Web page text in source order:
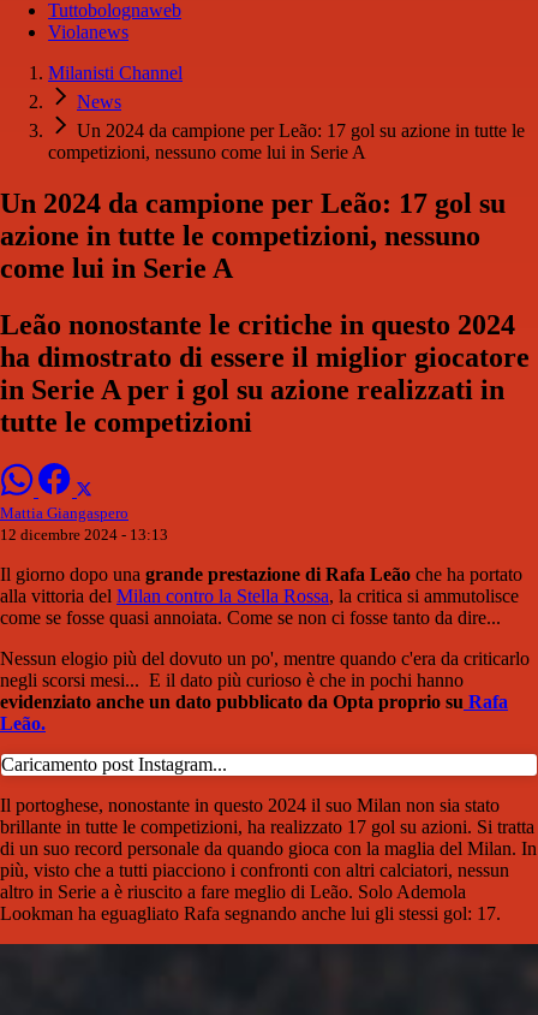
Tuttobolognaweb
Violanews
Milanisti Channel
News
Un 2024 da campione per Leão: 17 gol su azione in tutte le
competizioni, nessuno come lui in Serie A
Un 2024 da campione per Leão: 17 gol su
azione in tutte le competizioni, nessuno
come lui in Serie A
Leão nonostante le critiche in questo 2024
ha dimostrato di essere il miglior giocatore
in Serie A per i gol su azione realizzati in
tutte le competizioni
Mattia Giangaspero
12 dicembre 2024 - 13:13
Il giorno dopo una grande prestazione di Rafa Leão che ha portato
alla vittoria del Milan contro la Stella Rossa, la critica si ammutolisce
come se fosse quasi annoiata. Come se non ci fosse tanto da dire...
Nessun elogio più del dovuto un po', mentre quando c'era da criticarlo
negli scorsi mesi... E il dato più curioso è che in pochi hanno
evidenziato anche un dato pubblicato da Opta proprio su Rafa
Leão.
Caricamento post Instagram...
Il portoghese, nonostante in questo 2024 il suo Milan non sia stato
brillante in tutte le competizioni, ha realizzato 17 gol su azioni. Si tratta
di un suo record personale da quando gioca con la maglia del Milan. In
più, visto che a tutti piacciono i confronti con altri calciatori, nessun
altro in Serie a è riuscito a fare meglio di Leão. Solo Ademola
Lookman ha eguagliato Rafa segnando anche lui gli stessi gol: 17.